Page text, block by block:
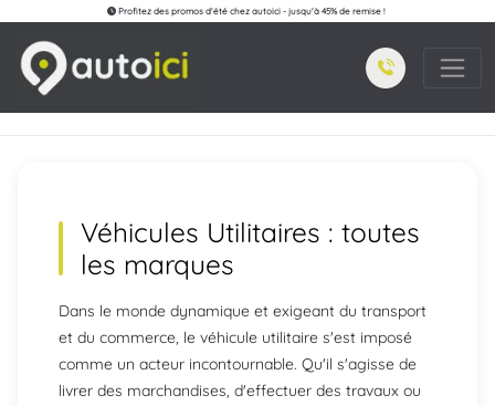
Profitez des promos d'été chez autoici - jusqu'à 45% de remise !
Véhicules Utilitaires : toutes
les marques
Dans le monde dynamique et exigeant du transport
et du commerce, le véhicule utilitaire s'est imposé
comme un acteur incontournable. Qu'il s'agisse de
livrer des marchandises, d'effectuer des travaux ou